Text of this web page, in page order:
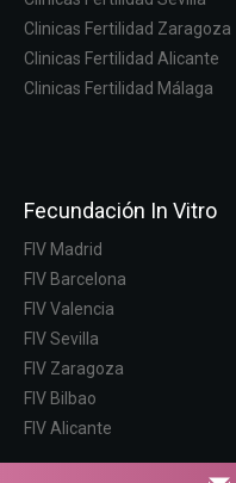
Clinicas Fertilidad Zaragoza
Clinicas Fertilidad Alicante
Clinicas Fertilidad Málaga
Fecundación In Vitro
FIV Madrid
FIV Barcelona
FIV Valencia
FIV Sevilla
FIV Zaragoza
FIV Bilbao
FIV Alicante